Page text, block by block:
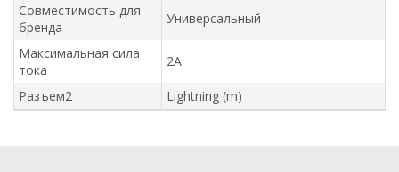
Совместимость для
бренда
Универсальный
Максимальная сила
тока
2A
Разъем2 Lightning (m)